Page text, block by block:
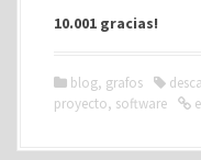
10.001 gracias!
blog, grafos
proyecto, software